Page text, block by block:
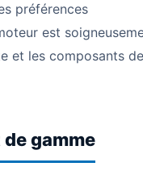
préférences
est
et les composants de
gamme